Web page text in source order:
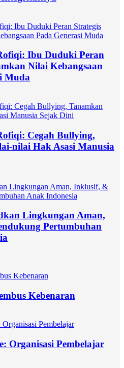
Ibu Duduki Peran
Nilai Kebangsaan
Muda
Cegah Bullying,
nilai Hak Asasi Manusia
Lingkungan Aman,
Pertumbuhan
Kebenaran
Organisasi Pembelajar